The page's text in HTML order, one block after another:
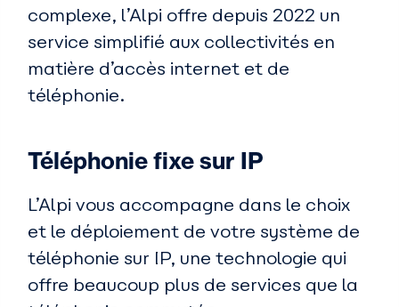
complexe, l’Alpi offre depuis 2022 un
service simplifié aux collectivités en
matière d’accès internet et de
téléphonie.
Téléphonie fixe sur IP
L’Alpi vous accompagne dans le choix
et le déploiement de votre système de
téléphonie sur IP, une technologie qui
offre beaucoup plus de services que la